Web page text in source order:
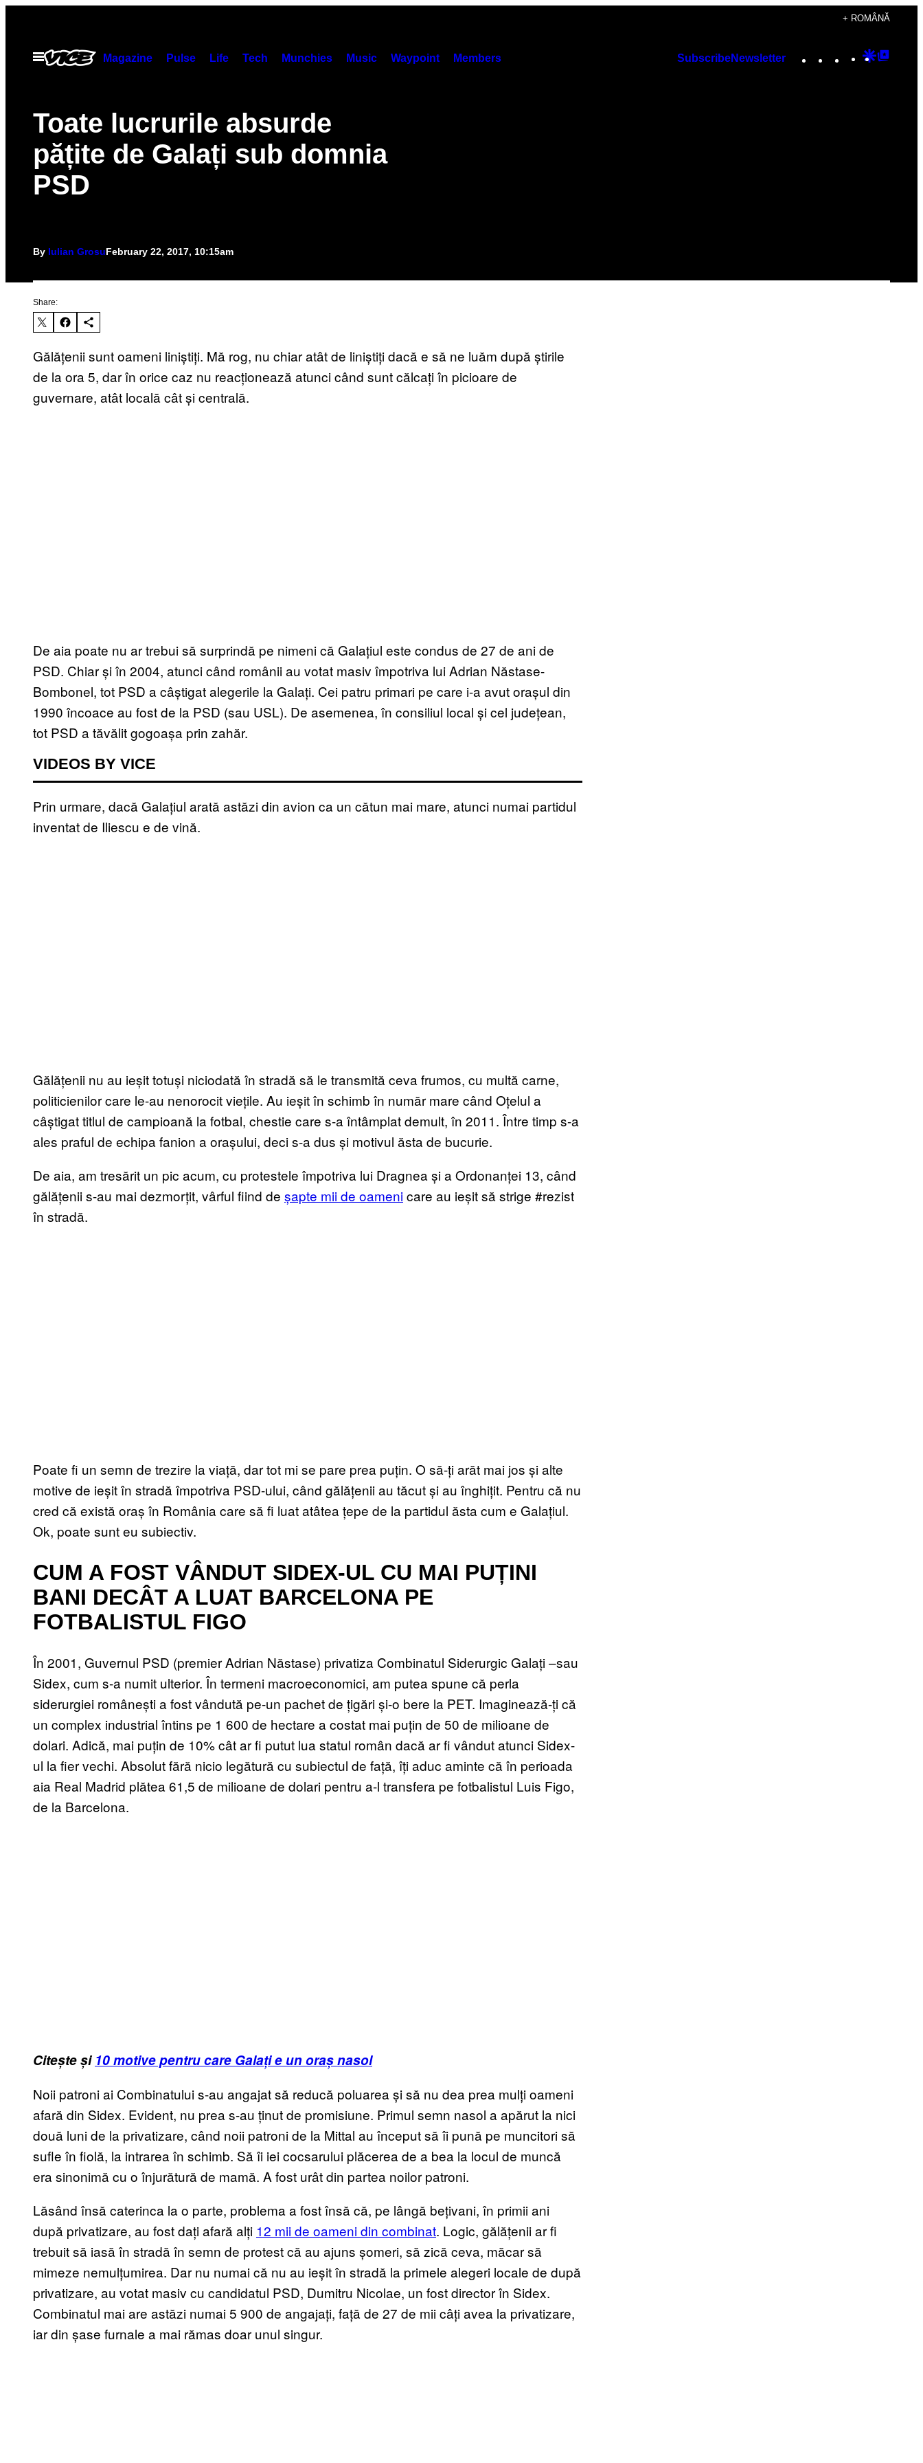
content
+ ROMÂNĂ
Open
Menu
Magazine Pulse Life Tech Munchies Music Waypoint Members SubscribeNewsletter Instagram
TikTok
YouTube
Google
Toate lucrurile absurde
pățite de Galați sub domnia
PSD
By Iulian GrosuFebruary 22, 2017, 10:15am
Share:
Gălățenii sunt oameni liniștiți. Mă rog, nu chiar atât de liniștiți dacă e să ne luăm după știrile
de la ora 5, dar în orice caz nu reacționează atunci când sunt călcați în picioare de
guvernare, atât locală cât și centrală.
De aia poate nu ar trebui să surprindă pe nimeni că Galațiul este condus de 27 de ani de
PSD. Chiar și în 2004, atunci când românii au votat masiv împotriva lui Adrian Năstase-
Bombonel, tot PSD a câștigat alegerile la Galați. Cei patru primari pe care i-a avut orașul din
1990 încoace au fost de la PSD (sau USL). De asemenea, în consiliul local și cel județean,
tot PSD a tăvălit gogoașa prin zahăr.
VIDEOS BY VICE
Prin urmare, dacă Galațiul arată astăzi din avion ca un cătun mai mare, atunci numai partidul
inventat de Iliescu e de vină.
Gălățenii nu au ieșit totuși niciodată în stradă să le transmită ceva frumos, cu multă carne,
politicienilor care le-au nenorocit viețile. Au ieșit în schimb în număr mare când Oțelul a
câștigat titlul de campioană la fotbal, chestie care s-a întâmplat demult, în 2011. Între timp s-a
ales praful de echipa fanion a orașului, deci s-a dus și motivul ăsta de bucurie.
De aia, am tresărit un pic acum, cu protestele împotriva lui Dragnea și a Ordonanței 13, când
gălățenii s-au mai dezmorțit, vârful fiind de șapte mii de oamenicare au ieșit să strige #rezist
în stradă.
Poate fi un semn de trezire la viață, dar tot mi se pare prea puțin. O să-ți arăt mai jos și alte
motive de ieșit în stradă împotriva PSD-ului, când gălățenii au tăcut și au înghițit. Pentru că nu
cred că există oraș în România care să fi luat atâtea țepe de la partidul ăsta cum e Galațiul.
Ok, poate sunt eu subiectiv.
CUM A FOST VÂNDUT SIDEX-UL CU MAI PUȚINI
BANI DECÂT A LUAT BARCELONA PE
FOTBALISTUL FIGO
În 2001, Guvernul PSD (premier Adrian Năstase) privatiza Combinatul Siderurgic Galați –sau
Sidex, cum s-a numit ulterior. În termeni macroeconomici, am putea spune că perla
siderurgiei românești a fost vândută pe-un pachet de țigări și-o bere la PET. Imaginează-ți că
un complex industrial întins pe 1 600 de hectare a costat mai puțin de 50 de milioane de
dolari. Adică, mai puțin de 10% cât ar fi putut lua statul român dacă ar fi vândut atunci Sidex-
ul la fier vechi. Absolut fără nicio legătură cu subiectul de față, îți aduc aminte că în perioada
aia Real Madrid plătea 61,5 de milioane de dolari pentru a-l transfera pe fotbalistul Luis Figo,
de la Barcelona.
Citește și 10 motive pentru care Galați e un oraș nasol
Noii patroni ai Combinatului s-au angajat să reducă poluarea și să nu dea prea mulți oameni
afară din Sidex. Evident, nu prea s-au ținut de promisiune. Primul semn nasol a apărut la nici
două luni de la privatizare, când noii patroni de la Mittal au început să îi pună pe muncitori să
sufle în fiolă, la intrarea în schimb. Să îi iei cocsarului plăcerea de a bea la locul de muncă
era sinonimă cu o înjurătură de mamă. A fost urât din partea noilor patroni.
Lăsând însă caterinca la o parte, problema a fost însă că, pe lângă bețivani, în primii ani
după privatizare, au fost dați afară alți 12 mii de oameni din combinat. Logic, gălățenii ar fi
trebuit să iasă în stradă în semn de protest că au ajuns șomeri, să zică ceva, măcar să
mimeze nemulțumirea. Dar nu numai că nu au ieșit în stradă la primele alegeri locale de după
privatizare, au votat masiv cu candidatul PSD, Dumitru Nicolae, un fost director în Sidex.
Combinatul mai are astăzi numai 5 900 de angajați, față de 27 de mii câți avea la privatizare,
iar din șase furnale a mai rămas doar unul singur.